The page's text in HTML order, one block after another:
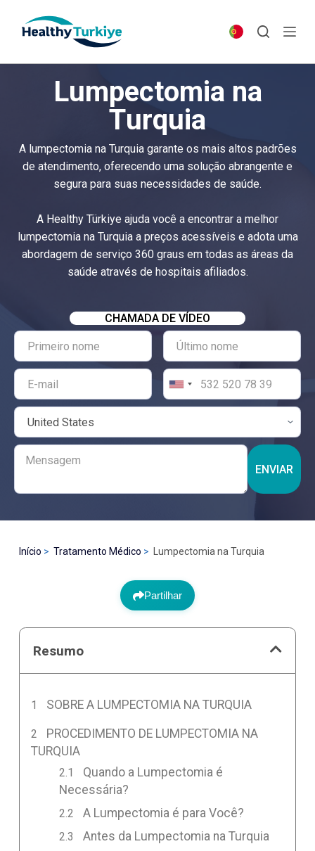
p
n
Lumpectomia na
Turquia
A lumpectomia na Turquia garante os mais altos padrões
de atendimento, oferecendo uma solução abrangente e
segura para suas necessidades de saúde.
A Healthy Türkiye ajuda você a encontrar a melhor
lumpectomia na Turquia a preços acessíveis e adota uma
abordagem de serviço 360 graus em todas as áreas da
saúde através de hospitais afiliados.
CHAMADA DE VÍDEO
ENVIAR
Início Tratamento Médico Lumpectomia na Turquia
Partilhar
Resumo
SOBRE A LUMPECTOMIA NA TURQUIA
PROCEDIMENTO DE LUMPECTOMIA NA
TURQUIA
Quando a Lumpectomia é
Necessária?
A Lumpectomia é para Você?
Antes da Lumpectomia na Turquia